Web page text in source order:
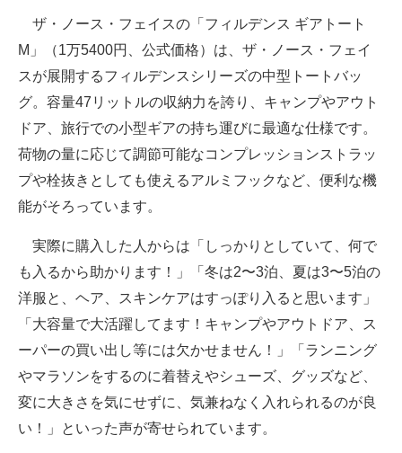
ザ・ノース・フェイスの「フィルデンス ギアトート
M」（1万5400円、公式価格）は、ザ・ノース・フェイ
スが展開するフィルデンスシリーズの中型トートバッ
グ。容量47リットルの収納力を誇り、キャンプやアウト
ドア、旅行での小型ギアの持ち運びに最適な仕様です。
荷物の量に応じて調節可能なコンプレッションストラッ
プや栓抜きとしても使えるアルミフックなど、便利な機
能がそろっています。
実際に購入した人からは「しっかりとしていて、何で
も入るから助かります！」「冬は2〜3泊、夏は3〜5泊の
洋服と、ヘア、スキンケアはすっぽり入ると思います」
「大容量で大活躍してます！キャンプやアウトドア、ス
ーパーの買い出し等には欠かせません！」「ランニング
やマラソンをするのに着替えやシューズ、グッズなど、
変に大きさを気にせずに、気兼ねなく入れられるのが良
い！」といった声が寄せられています。